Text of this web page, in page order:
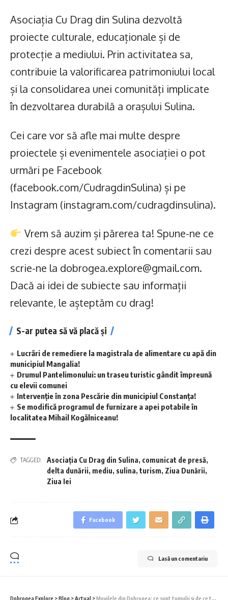
Asociația Cu Drag din Sulina dezvoltă
proiecte culturale, educaționale și de
protecție a mediului. Prin activitatea sa,
contribuie la valorificarea patrimoniului local
și la consolidarea unei comunități implicate
în dezvoltarea durabilă a orașului Sulina.
Cei care vor să afle mai multe despre
proiectele și evenimentele asociației o pot
urmări pe Facebook
(facebook.com/CudragdinSulina) și pe
Instagram (instagram.com/cudragdinsulina).
Vrem să auzim și părerea ta! Spune-ne ce
crezi despre acest subiect în comentarii sau
scrie-ne la dobrogea.explore@gmail.com.
Dacă ai idei de subiecte sau informații
relevante, le așteptăm cu drag!
S-ar putea să vă placă și
Lucrări de remediere la magistrala de alimentare cu apă din
municipiul Mangalia!
Drumul Pantelimonului: un traseu turistic gândit împreună
cu elevii comunei
Intervenție în zona Pescărie din municipiul Constanța!
Se modifică programul de furnizare a apei potabile în
localitatea Mihail Kogălniceanu!
TAGGED: Asociația Cu Drag din Sulina, comunicat de presă,
delta dunării, mediu, sulina, turism, Ziua Dunării,
Ziua Iei
Facebook
Lasă un comentariu
Dobrogea Explore >Blog >Actual >Movilele din Dobrogea: ce sunt tumulii și de ce trebuie să-i protejăm